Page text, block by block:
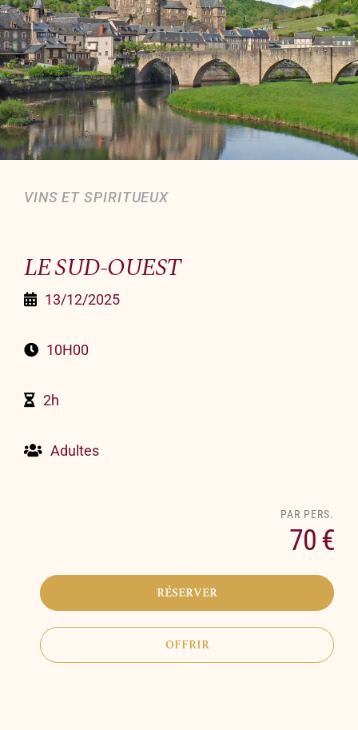
Organiser un événement
Offrir un bon cadeau
Nous contacter
NOUS CONTACTER
VINS ET SPIRITUEUX
LE SUD-OUEST
13/12/2025
10H00
2h
Adultes
70 €
RÉSERVER
OFFRIR